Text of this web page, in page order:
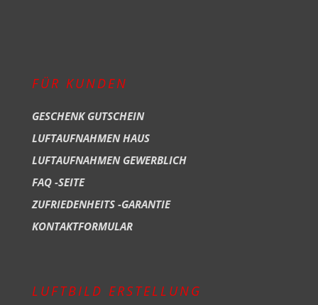
FÜR KUNDEN
GESCHENK GUTSCHEIN
LUFTAUFNAHMEN HAUS
LUFTAUFNAHMEN GEWERBLICH
FAQ -SEITE
ZUFRIEDENHEITS -GARANTIE
KONTAKTFORMULAR
LUFTBILD ERSTELLUNG